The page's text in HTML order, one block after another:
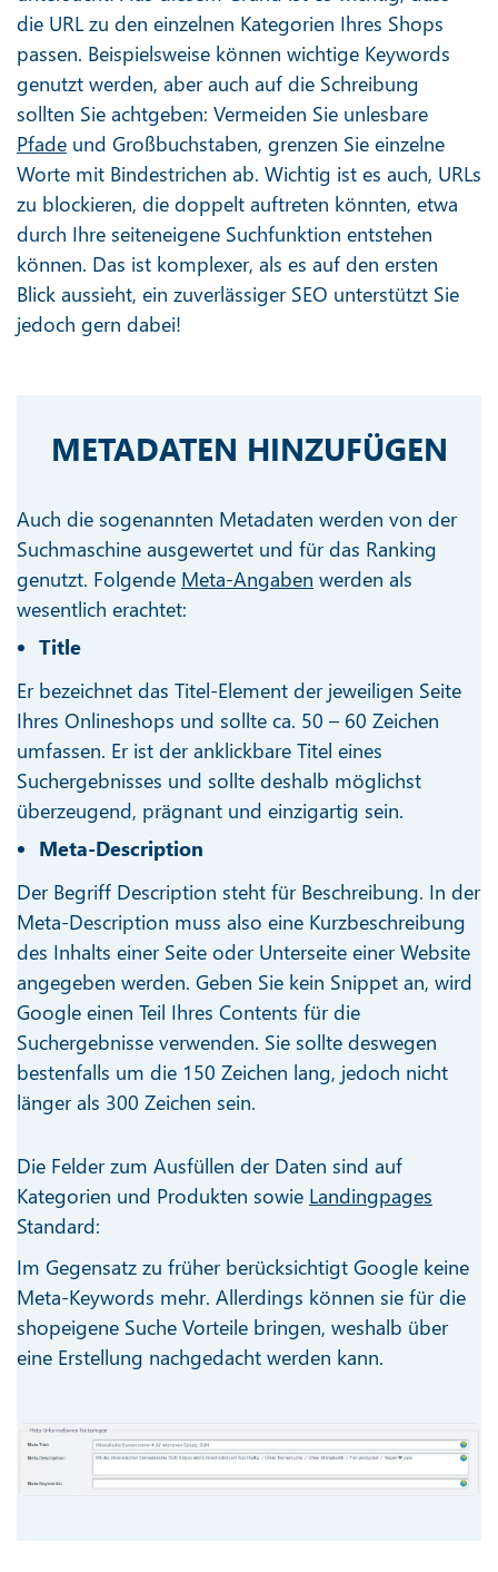
die URL zu den einzelnen Kategorien Ihres Shops
passen. Beispielsweise können wichtige Keywords
genutzt werden, aber auch auf die Schreibung
sollten Sie achtgeben: Vermeiden Sie unlesbare
Pfade und Großbuchstaben, grenzen Sie einzelne
Worte mit Bindestrichen ab. Wichtig ist es auch, URLs
zu blockieren, die doppelt auftreten könnten, etwa
durch Ihre seiteneigene Suchfunktion entstehen
können. Das ist komplexer, als es auf den ersten
Blick aussieht, ein zuverlässiger SEO unterstützt Sie
jedoch gern dabei!
METADATEN HINZUFÜGEN
Auch die sogenannten Metadaten werden von der
Suchmaschine ausgewertet und für das Ranking
genutzt. Folgende Meta-Angaben werden als
wesentlich erachtet:
Title
Er bezeichnet das Titel-Element der jeweiligen Seite
Ihres Onlineshops und sollte ca. 50 – 60 Zeichen
umfassen. Er ist der anklickbare Titel eines
Suchergebnisses und sollte deshalb möglichst
überzeugend, prägnant und einzigartig sein.
Meta-Description
Der Begriff Description steht für Beschreibung. In der
Meta-Description muss also eine Kurzbeschreibung
des Inhalts einer Seite oder Unterseite einer Website
angegeben werden. Geben Sie kein Snippet an, wird
Google einen Teil Ihres Contents für die
Suchergebnisse verwenden. Sie sollte deswegen
bestenfalls um die 150 Zeichen lang, jedoch nicht
länger als 300 Zeichen sein.
Die Felder zum Ausfüllen der Daten sind auf
Kategorien und Produkten sowie Landingpages
Standard:
Im Gegensatz zu früher berücksichtigt Google keine
Meta-Keywords mehr. Allerdings können sie für die
shopeigene Suche Vorteile bringen, weshalb über
eine Erstellung nachgedacht werden kann.